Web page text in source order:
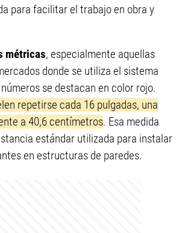
para facilitar el trabajo en obra y
métricas, especialmente aquellas
donde se utiliza el sistema
se destacan en color rojo.
repetirse cada 16 pulgadas, una
a 40,6 centímetros. Esa medida
estándar utilizada para instalar
en estructuras de paredes.